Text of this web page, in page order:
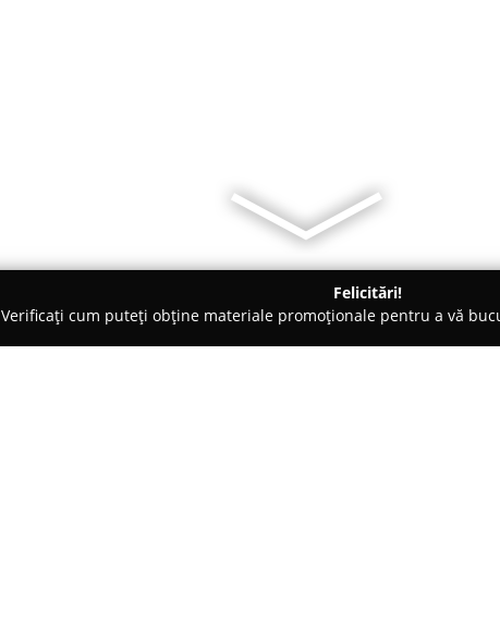
Felicitări!
Verificați cum puteți obține materiale promoționale pentru a vă